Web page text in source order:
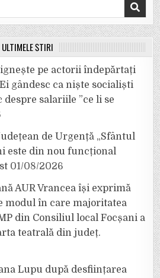
ULTIMELE ȘTIRI
pe actorii îndepărtați
gândesc ca niște socialiști
salariile ”ce li se
de Urgență „Sfântul
este din nou funcțional
01/08/2026
AUR Vrancea își exprimă
modul în care majoritatea
din Consiliul local Focșani a
teatrală din județ.
Lupu după desființarea